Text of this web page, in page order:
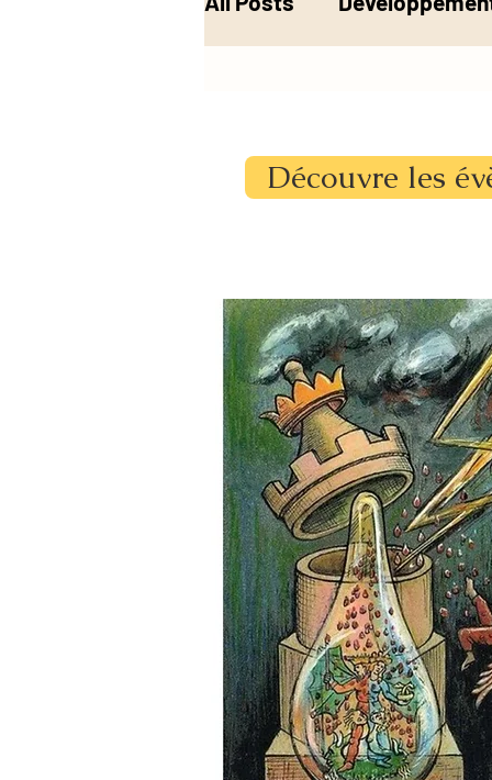
Découvre les